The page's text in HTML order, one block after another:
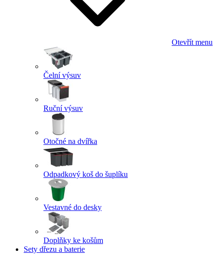
Otevřít menu
Čelní výsuv
Ruční výsuv
Otočné na dvířka
Odpadkový koš do šuplíku
Vestavné do desky
Doplňky ke košům
Sety dřezu a baterie